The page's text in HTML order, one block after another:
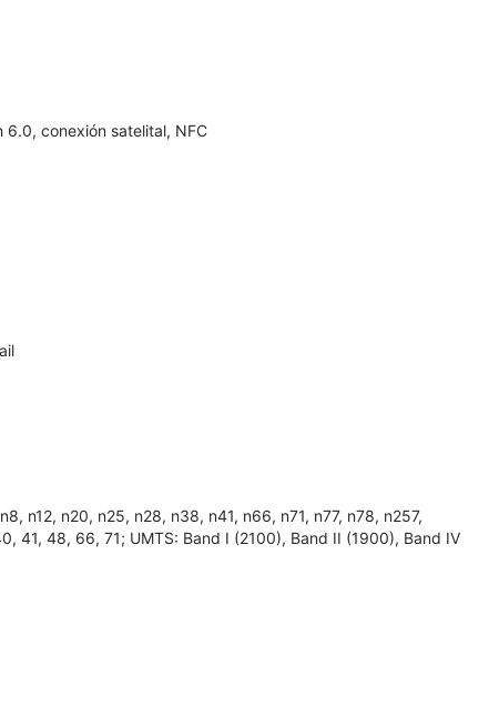
6.0, conexión satelital, NFC
n12, n20, n25, n28, n38, n41, n66, n71, n77, n78, n257,
41, 48, 66, 71; UMTS: Band I (2100), Band II (1900), Band IV